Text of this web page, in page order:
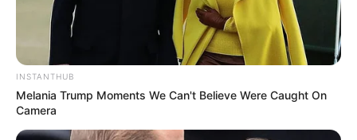
INSTANTHUB
Melania Trump Moments We Can't Believe Were Caught On
Camera